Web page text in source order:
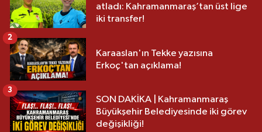
atladı: Kahramanmaraş’tan üst lige
iki transfer!
Karaaslan'ın Tekke yazısına
Erkoç'tan açıklama!
2
SON DAKİKA | Kahramanmaraş
Büyükşehir Belediyesinde iki görev
değişikliği!
3